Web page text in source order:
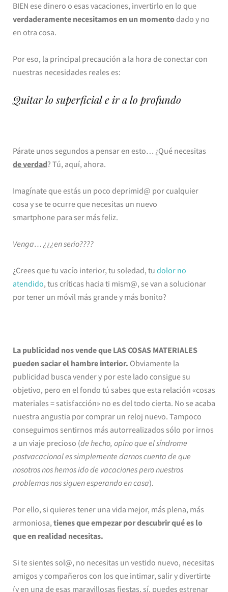
BIEN ese dinero o esas vacaciones, invertirlo en lo que
verdaderamente necesitamos en un momentodado y no
en otra cosa.
Por eso, la principal precaución a la hora de conectar con
nuestras necesidades reales es:
Quitar lo superficial e ir a lo profundo
Párate unos segundos a pensar en esto… ¿Qué necesitas
de verdad? Tú, aquí, ahora.
Imagínate que estás un poco deprimid@ por cualquier
cosa y se te ocurre que necesitas un nuevo
smartphone para ser más feliz.
Venga… ¿¿¿en serio????
¿Crees que tu vacío interior, tu soledad, tu dolor no
atendido, tus críticas hacia ti mism@, se van a solucionar
por tener un móvil más grande y más bonito?
La publicidad nos vende que LAS COSAS MATERIALES
pueden saciar el hambre interior. Obviamente la
publicidad busca vender y por este lado consigue su
objetivo, pero en el fondo tú sabes que esta relación «cosas
materiales = satisfacción» no es del todo cierta. No se acaba
nuestra angustia por comprar un reloj nuevo. Tampoco
conseguimos sentirnos más autorrealizados sólo por irnos
a un viaje precioso (de hecho, opino que el síndrome
postvacacional es simplemente darnos cuenta de que
nosotros nos hemos ido de vacaciones pero nuestros
problemas nos siguen esperando en casa).
Por ello, si quieres tener una vida mejor, más plena, más
armoniosa, tienes que empezar por descubrir qué es lo
que en realidad necesitas.
Si te sientes sol@, no necesitas un vestido nuevo, necesitas
amigos y compañeros con los que intimar, salir y divertirte
(y en una de esas maravillosas fiestas, sí, puedes estrenar